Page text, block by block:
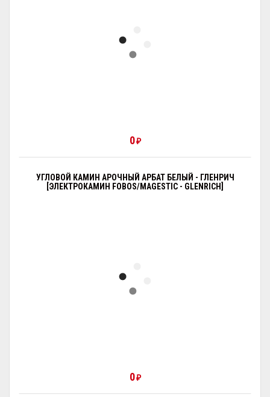
0₽
УГЛОВОЙ КАМИН АРОЧНЫЙ АРБАТ БЕЛЫЙ - ГЛЕНРИЧ
[ЭЛЕКТРОКАМИН FOBOS/MAGESTIC - GLENRICH]
0₽